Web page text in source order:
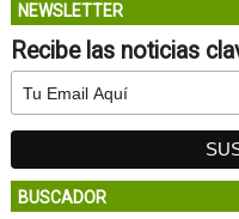
NEWSLETTER
Recibe las noticias
BUSCADOR